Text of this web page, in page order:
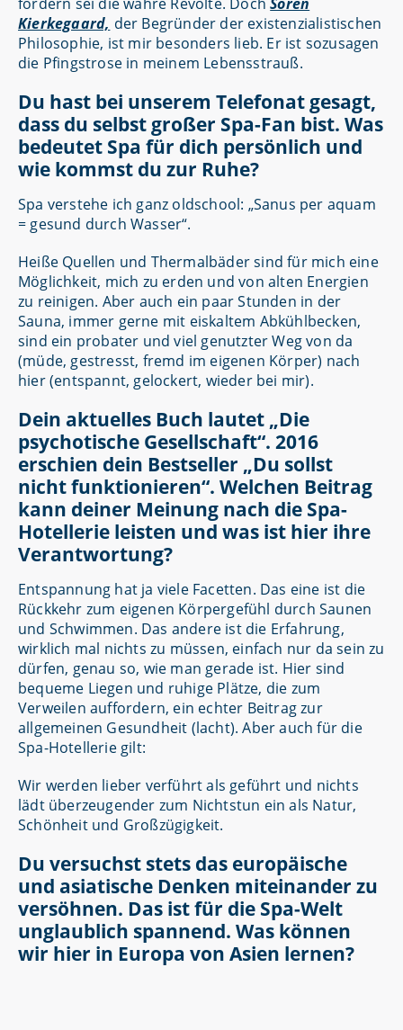
Kierkegaard, der Begründer der existenzialistischen
Philosophie, ist mir besonders lieb. Er ist sozusagen
die Pfingstrose in meinem Lebensstrauß.
Du hast bei unserem Telefonat gesagt,
dass du selbst großer Spa-Fan bist. Was
bedeutet Spa für dich persönlich und
wie kommst du zur Ruhe?
Spa verstehe ich ganz oldschool: „Sanus per aquam
= gesund durch Wasser“.
Heiße Quellen und Thermalbäder sind für mich eine
Möglichkeit, mich zu erden und von alten Energien
zu reinigen. Aber auch ein paar Stunden in der
Sauna, immer gerne mit eiskaltem Abkühlbecken,
sind ein probater und viel genutzter Weg von da
(müde, gestresst, fremd im eigenen Körper) nach
hier (entspannt, gelockert, wieder bei mir).
Dein aktuelles Buch lautet „Die
psychotische Gesellschaft“. 2016
erschien dein Bestseller „Du sollst
nicht funktionieren“. Welchen Beitrag
kann deiner Meinung nach die Spa-
Hotellerie leisten und was ist hier ihre
Verantwortung?
Entspannung hat ja viele Facetten. Das eine ist die
Rückkehr zum eigenen Körpergefühl durch Saunen
und Schwimmen. Das andere ist die Erfahrung,
wirklich mal nichts zu müssen, einfach nur da sein zu
dürfen, genau so, wie man gerade ist. Hier sind
bequeme Liegen und ruhige Plätze, die zum
Verweilen auffordern, ein echter Beitrag zur
allgemeinen Gesundheit (lacht). Aber auch für die
Spa-Hotellerie gilt:
Wir werden lieber verführt als geführt und nichts
lädt überzeugender zum Nichtstun ein als Natur,
Schönheit und Großzügigkeit.
Du versuchst stets das europäische
und asiatische Denken miteinander zu
versöhnen. Das ist für die Spa-Welt
unglaublich spannend. Was können
wir hier in Europa von Asien lernen?